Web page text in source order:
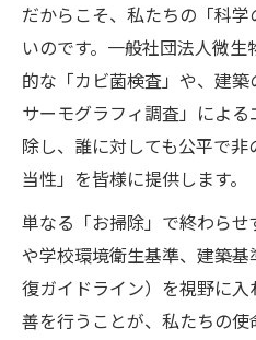
だからこそ、私たちの「科
いのです。一般社団法人微
的な「カビ菌検査」や、建築
サーモグラフィ調査」によ
除し、誰に対しても公平で
当性」を皆様に提供します。
単なる「お掃除」で終わら
や学校環境衛生基準、建築
復ガイドライン）を視野に
善を行うことが、私たちの使